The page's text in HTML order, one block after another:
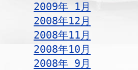
2009年 1月
2008年12月
2008年11月
2008年10月
2008年 9月